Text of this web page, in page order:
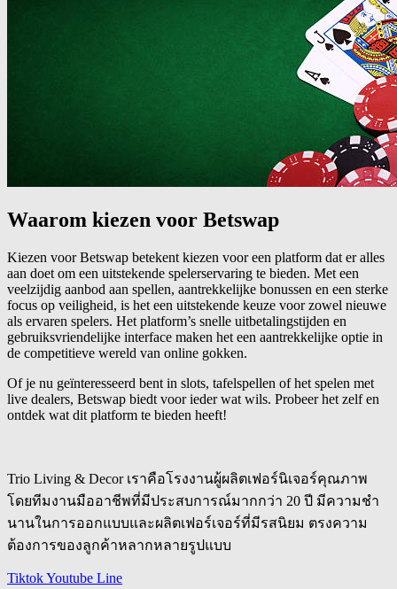
Waarom kiezen voor Betswap
Kiezen voor Betswap betekent kiezen voor een platform dat er alles
aan doet om een uitstekende spelerservaring te bieden. Met een
veelzijdig aanbod aan spellen, aantrekkelijke bonussen en een sterke
focus op veiligheid, is het een uitstekende keuze voor zowel nieuwe
als ervaren spelers. Het platform’s snelle uitbetalingstijden en
gebruiksvriendelijke interface maken het een aantrekkelijke optie in
de competitieve wereld van online gokken.
Of je nu geïnteresseerd bent in slots, tafelspellen of het spelen met
live dealers, Betswap biedt voor ieder wat wils. Probeer het zelf en
ontdek wat dit platform te bieden heeft!
Trio Living & Decor เราคือโรงงานผู้ผลิตเฟอร์นิเจอร์คุณภาพ
โดยทีมงานมืออาชีพที่มีประสบการณ์มากกว่า 20 ปี มีความชำ
นานในการออกแบบและผลิตเฟอร์เจอร์ที่มีรสนิยม ตรงความ
ต้องการของลูกค้าหลากหลายรูปแบบ
TiktokYoutube Line